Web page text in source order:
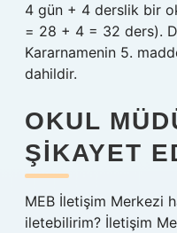
4 gün + 4 derslik bir
= 28 + 4 = 32 ders).
Kararnamenin 5.
dahildir.
OKUL
ŞIKAYET
MEB İletişim Merkezi
iletebilirim? İletişim